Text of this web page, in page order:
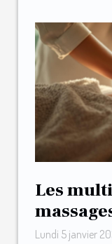
Les
bien-
Lundi 5 janvier